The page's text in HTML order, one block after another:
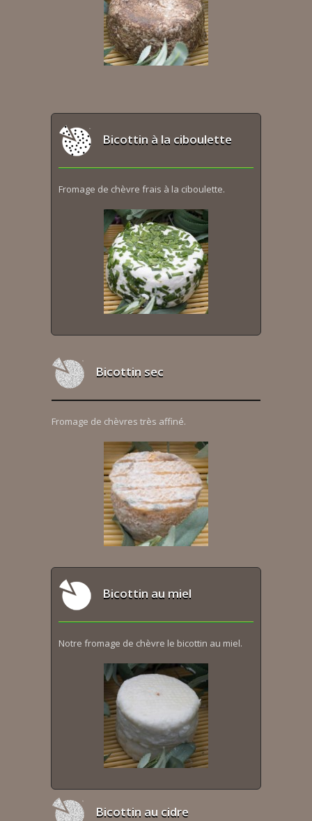
Bicottin à la ciboulette
Fromage de chèvre frais à la ciboulette.
Bicottin sec
Fromage de chèvres très affiné.
Bicottin au miel
Notre fromage de chèvre le bicottin au miel.
Bicottin au cidre